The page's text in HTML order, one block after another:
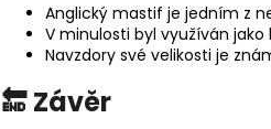
Anglický mastif je jedním z
V minulosti byl využíván
Navzdory své velikosti je
🔚 Závěr